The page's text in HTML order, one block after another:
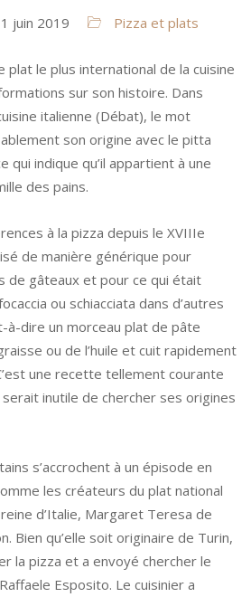
juin 2019 Pizza et plats
plat le plus international de la cuisine
sur son histoire. Dans
italienne (Débat), le mot
son origine avec le pitta
qui indique qu’il appartient à une
des pains.
à la pizza depuis le XVIIIe
de manière générique pour
de gâteaux et pour ce qui était
ou schiacciata dans d’autres
à-dire un morceau plat de pâte
ou de l’huile et cuit rapidement
une recette tellement courante
inutile de chercher ses origines
s’accrochent à un épisode en
les créateurs du plat national
d’Italie, Margaret Teresa de
Bien qu’elle soit originaire de Turin,
la pizza et a envoyé chercher le
Esposito. Le cuisinier a